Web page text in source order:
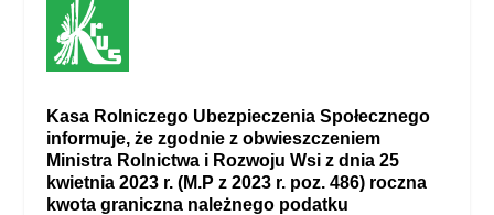
Kasa Rolniczego Ubezpieczenia Społecznego
informuje, że zgodnie z obwieszczeniem
Ministra Rolnictwa i Rozwoju Wsi z dnia 25
kwietnia 2023 r. (M.P z 2023 r. poz. 486) roczna
kwota graniczna należnego podatku